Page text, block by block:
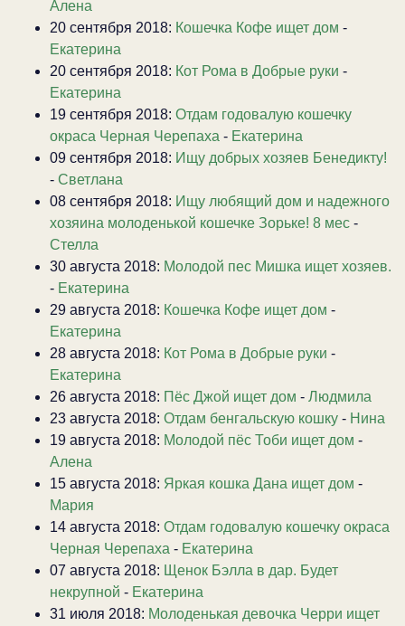
Алена
20 сентября 2018: Кошечка Кофе ищет дом -
Екатерина
20 сентября 2018: Кот Рома в Добрые руки -
Екатерина
19 сентября 2018: Отдам годовалую кошечку
окраса Черная Черепаха - Екатерина
09 сентября 2018: Ищу добрых хозяев Бенедикту!
- Светлана
08 сентября 2018: Ищу любящий дом и надежного
хозяина молоденькой кошечке Зорьке! 8 мес -
Стелла
30 августа 2018: Молодой пес Мишка ищет хозяев.
- Екатерина
29 августа 2018: Кошечка Кофе ищет дом -
Екатерина
28 августа 2018: Кот Рома в Добрые руки -
Екатерина
26 августа 2018: Пёс Джой ищет дом - Людмила
23 августа 2018: Отдам бенгальскую кошку - Нина
19 августа 2018: Молодой пёс Тоби ищет дом -
Алена
15 августа 2018: Яркая кошка Дана ищет дом -
Мария
14 августа 2018: Отдам годовалую кошечку окраса
Черная Черепаха - Екатерина
07 августа 2018: Щенок Бэлла в дар. Будет
некрупной - Екатерина
31 июля 2018: Молоденькая девочка Черри ищет